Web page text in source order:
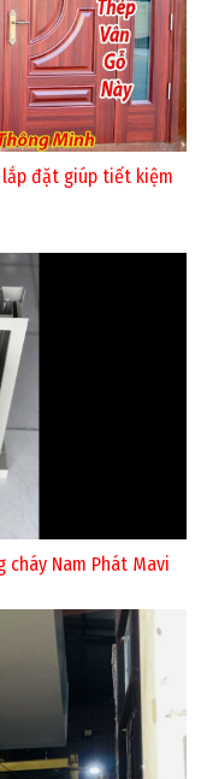
lắp đặt giúp tiết kiệm
Nam Phát Mavi